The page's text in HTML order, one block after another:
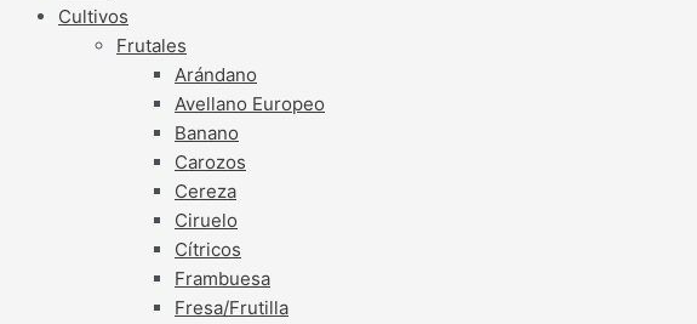
Cultivos
Frutales
Arándano
Avellano Europeo
Banano
Carozos
Cereza
Ciruelo
Cítricos
Frambuesa
Fresa/Frutilla